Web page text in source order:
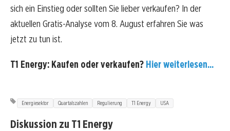
sich ein Einstieg oder sollten Sie lieber verkaufen? In der
aktuellen Gratis-Analyse vom 8. August erfahren Sie was
jetzt zu tun ist.
T1 Energy: Kaufen oder verkaufen? Hier weiterlesen...
Energiesektor Quartalszahlen Regulierung T1 Energy USA
Diskussion zu T1 Energy